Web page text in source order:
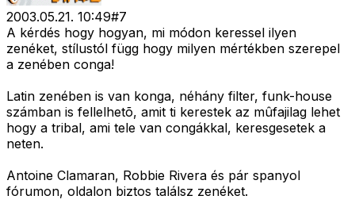
2003.05.21. 10:49#7
A kérdés hogy hogyan, mi módon keressel ilyen
zenéket, stílustól függ hogy milyen mértékben szerepel
a zenében conga!
Latin zenében is van konga, néhány filter, funk-house
számban is fellelhetõ, amit ti kerestek az mûfajilag lehet
hogy a tribal, ami tele van congákkal, keresgesetek a
neten.
Antoine Clamaran, Robbie Rivera és pár spanyol
fórumon, oldalon biztos találsz zenéket.